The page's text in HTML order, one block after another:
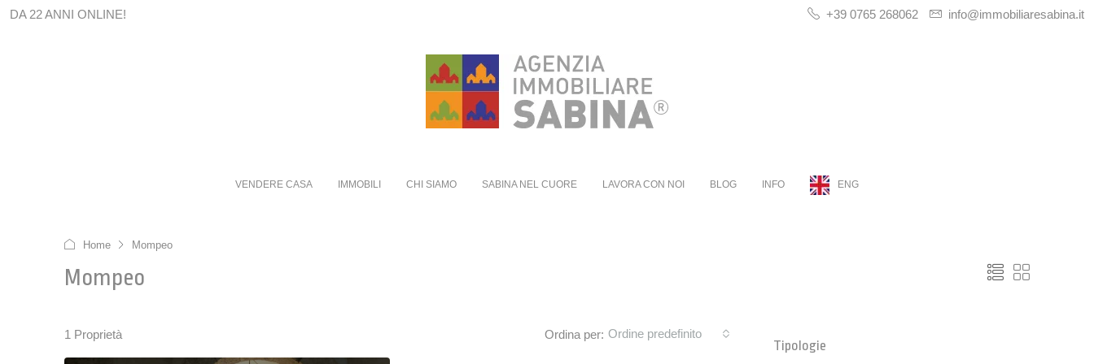
DA 22 ANNI ONLINE! +39 0765 268062 info@immobiliaresabina.it
VENDERE CASA IMMOBILI CHI SIAMO SABINA NEL CUORE LAVORA CON NOI BLOG INFO ENG
Home Mompeo
Mompeo
1 Proprietà Ordina per: Ordine predefinito
Tipologie